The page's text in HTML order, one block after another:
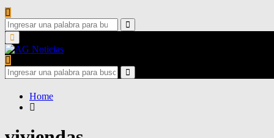
Search
for:
Search
Primary
Menu
Search
for:
Search
Home